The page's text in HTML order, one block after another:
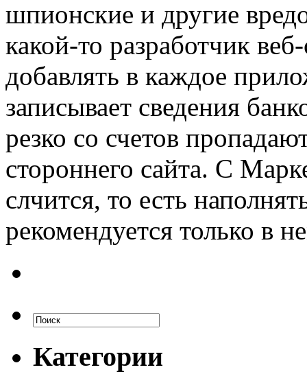
шпионские и другие
какой-то разработчик
добавлять в каждое
записывает сведения
резко со счетов
стороннего сайта. С
слчится, то есть
рекомендуется только в
Категории